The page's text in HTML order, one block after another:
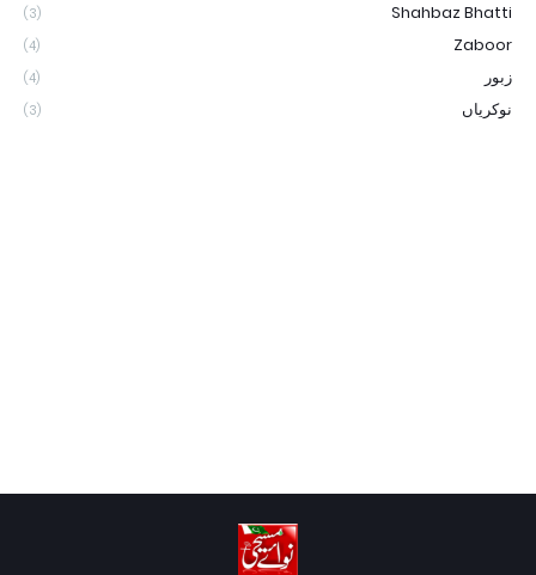
Shahbaz Bhatti
(3)
Zaboor
(4)
زبور (4)
نوکریاں (3)